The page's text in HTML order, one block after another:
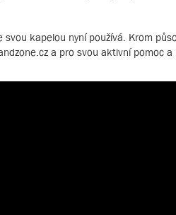
kapelou nyní používá. Krom
a pro svou aktivní pomoc a